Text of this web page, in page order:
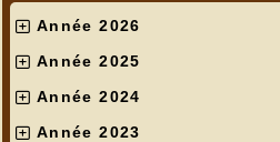
Année 2026
Année 2025
Année 2024
Année 2023